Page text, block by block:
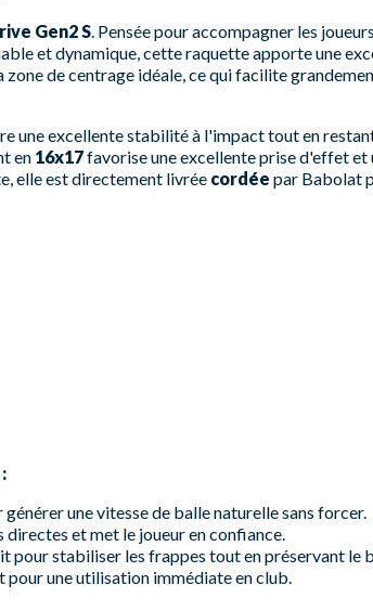
Gen2 S. Pensée pour accompagner les
et dynamique, cette raquette apporte une
de centrage idéale, ce qui facilite
une excellente stabilité à l'impact tout en
en 16x17favorise une excellente prise d'effet
elle est directement livrée cordée par Babolat
une vitesse de balle naturelle sans forcer.
et met le joueur en confiance.
pour stabiliser les frappes tout en préservant le
une utilisation immédiate en club.